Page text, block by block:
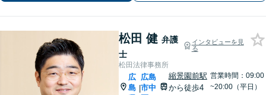
松田 健 弁護
士
インタビューを見
る
松田法律事務所
広
島 |
広島
市中
縮景園前駅
から徒歩4
営業時間：09:00
~20:00（平日）